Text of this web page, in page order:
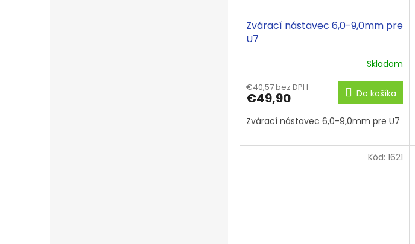
Zvárací nástavec 6,0-9,0mm pre
U7
Skladom
€40,57 bez DPH
€49,90 Do košíka
Zvárací nástavec 6,0-9,0mm pre U7
Kód: 1621